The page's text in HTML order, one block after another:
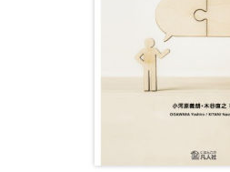
（読んでよかったと思える）
初級レベルの学習が終わった
言葉で書けるようになりたい
アカデミック作文の入門とし